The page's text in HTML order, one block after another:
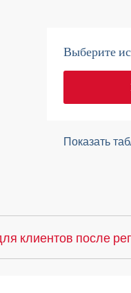
Выберите
Показать
клиентов после